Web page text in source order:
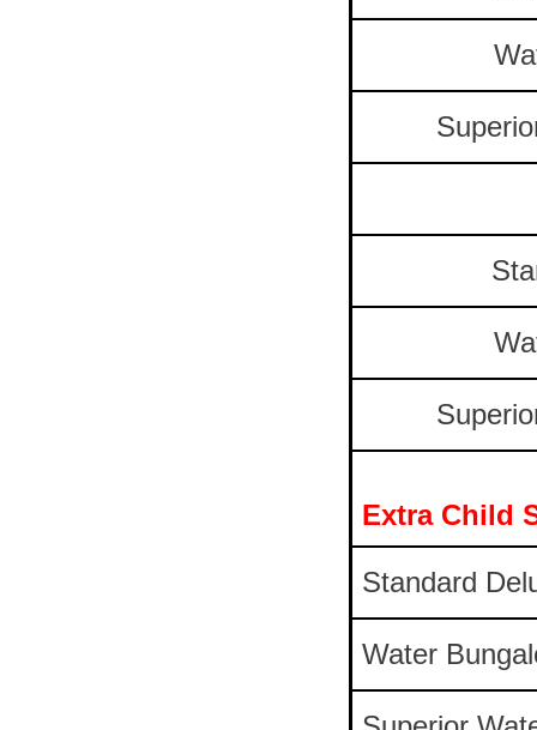
Extra Child
Standard
Water